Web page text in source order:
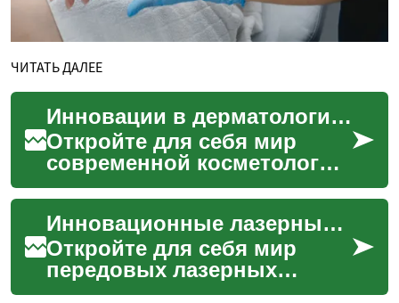
ЧИТАТЬ ДАЛЕЕ
Инновации в дерматологии: лазерная терапия кожи
Откройте для себя мир
современной косметологии
с лазерной терапией кожи.
От борьбы с морщинами до
удаления нежелатель...
Инновационные лазерные технологии в косметологии: путь к совершенной коже
Откройте для себя мир
передовых лазерных
технологий в косметологии,